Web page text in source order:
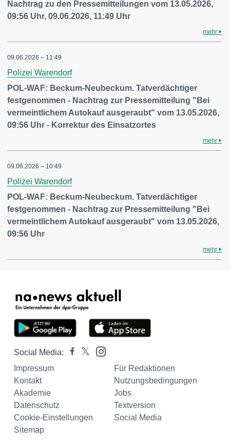
Nachtrag zu den Pressemitteilungen vom 13.05.2026,
09:56 Uhr, 09.06.2026, 11:49 Uhr
mehr
09.06.2026 – 11:49
Polizei Warendorf
POL-WAF: Beckum-Neubeckum. Tatverdächtiger
festgenommen - Nachtrag zur Pressemitteilung "Bei
vermeintlichem Autokauf ausgeraubt" vom 13.05.2026,
09:56 Uhr - Korrektur des Einsatzortes
mehr
09.06.2026 – 10:49
Polizei Warendorf
POL-WAF: Beckum-Neubeckum. Tatverdächtiger
festgenommen - Nachtrag zur Pressemitteilung "Bei
vermeintlichem Autokauf ausgeraubt" vom 13.05.2026,
09:56 Uhr
mehr
Social Media:
Impressum
Für Redaktionen
Kontakt
Nutzungsbedingungen
Akademie
Jobs
Datenschutz
Textversion
Cookie-Einstellungen
Social Media
Sitemap